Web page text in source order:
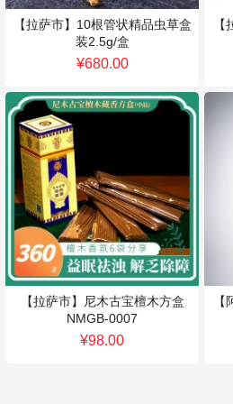
【拉萨市】10根管状精品虫草盒
装2.5g/盒
¥680.00
【拉萨市】尼木古宝檀木方盒
NMGB-0007
¥98.00